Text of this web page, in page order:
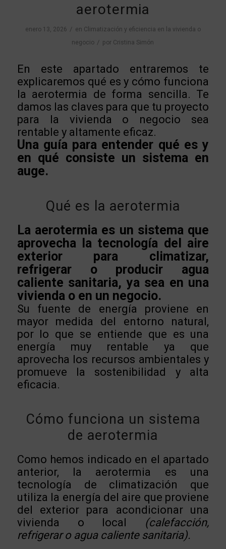
aerotermia
enero 13, 2026 / en Climatización y eficiencia en la vivienda o
negocio / por Cristina Simón
En este apartado entraremos te
explicaremos qué es y cómo funciona
la aerotermia de forma sencilla. Te
damos las claves para que tu proyecto
para la vivienda o negocio sea
rentable y altamente eficaz.
Una guía para entender qué es y
en qué consiste un sistema en
auge.
Qué es la aerotermia
La aerotermia es un sistema que
aprovecha la tecnología del aire
exterior para climatizar,
refrigerar o producir agua
caliente sanitaria, ya sea en una
vivienda o en un negocio.
Su fuente de energía proviene en
mayor medida del entorno natural,
por lo que se entiende que es una
energía muy rentable ya que
aprovecha los recursos ambientales y
promueve la sostenibilidad y alta
eficacia.
Cómo funciona un sistema
de aerotermia
Como hemos indicado en el apartado
anterior, la aerotermia es una
tecnología de climatización que
utiliza la energía del aire que proviene
del exterior para acondicionar una
vivienda o local (calefacción,
refrigerar o agua caliente sanitaria).